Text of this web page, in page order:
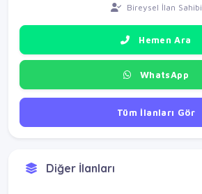
Bireysel İlan Sahibi
Hemen Ara
WhatsApp
Tüm İlanları Gör
Diğer İlanları